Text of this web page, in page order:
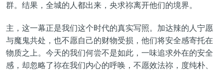
群。结果，全城的人 都出来，央求祢离开他们的境界。
主，这一幕正是我们这个时代的真实写照。加达辣的人宁愿
与魔鬼共处，也不愿自己的财物受损，他们将安全感寄托在
物质之上。今天的我们何尝不是如此，一味追求外在的安全
感，却忽略了祢在我们内心的呼唤，不愿效法祢，度纯朴、